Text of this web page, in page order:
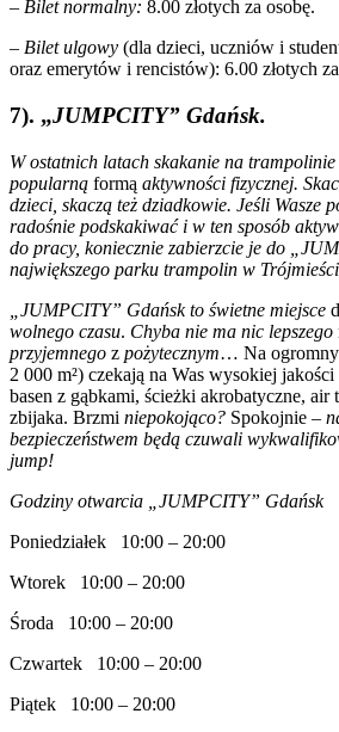
– Bilet normalny: 8.00 złotych za osobę.
– Bilet ulgowy (dla dzieci, uczniów i
oraz emerytów i rencistów): 6.00 złotych
7). „JUMPCITY” Gdańsk.
W ostatnich latach skakanie na trampolinie
popularną formą aktywności fizycznej.
dzieci, skaczą też dziadkowie. Jeśli Wasze
radośnie podskakiwać i w ten sposób
do pracy, koniecznie zabierzcie je do
największego parku trampolin w
„JUMPCITY” Gdańsk to świetne miejsce
wolnego czasu. Chyba nie ma nic lepszego
przyjemnego z pożytecznym… Na
2 000 m²) czekają na Was wysokiej
basen z gąbkami, ścieżki akrobatyczne, air
zbijaka. Brzmi niepokojąco? Spokojnie –
bezpieczeństwem będą czuwali
jump!
Godziny otwarcia „JUMPCITY” Gdańsk
Poniedziałek 10:00 – 20:00
Wtorek 10:00 – 20:00
Środa 10:00 – 20:00
Czwartek 10:00 – 20:00
Piątek 10:00 – 20:00